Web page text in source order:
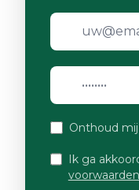
Onthoud mij
Ik ga
voorwaarden